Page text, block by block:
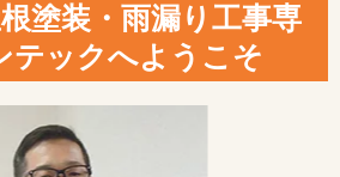
塗装・雨漏り工事専
テックへようこそ